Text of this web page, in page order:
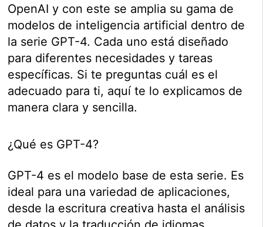
OpenAI y con este se amplia su gama de
modelos de inteligencia artificial dentro de
la serie GPT-4. Cada uno está diseñado
para diferentes necesidades y tareas
específicas. Si te preguntas cuál es el
adecuado para ti, aquí te lo explicamos de
manera clara y sencilla.
¿Qué es GPT-4?
GPT-4 es el modelo base de esta serie. Es
ideal para una variedad de aplicaciones,
desde la escritura creativa hasta el análisis